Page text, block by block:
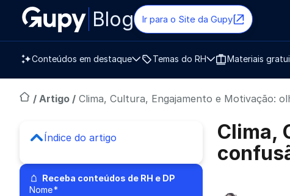
Blog Ir para o Site da Gupy
Conteúdos em destaque Temas do RH Materiais
/ Artigo / Clima, Cultura, Engajamento e Motivação:
Índice do artigo
Receba conteúdos de RH e DP
Nome*
Clima,